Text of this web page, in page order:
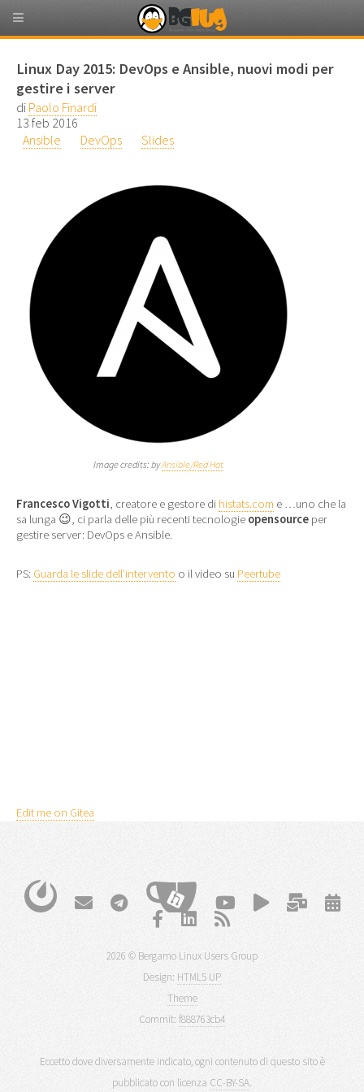
Linux Day 2015: DevOps e Ansible, nuovi modi per
gestire i server
di Paolo Finardi
13 feb 2016
Ansible
DevOps Slides
Image credits: byAnsible/Red Hat
Francesco Vigotti, creatore e gestore di histats.com e …uno che la
sa lunga 😉, ci parla delle più recenti tecnologie opensource per
gestire server: DevOps e Ansible.
PS: Guarda le slide dell’intervento o il video su Peertube
Edit me on Gitea
2026 © Bergamo Linux Users Group
Design: HTML5 UP
Theme
Commit: f888763cb4
Eccetto dove diversamente indicato, ogni contenuto di questo sito è
pubblicato con licenza CC-BY-SA.